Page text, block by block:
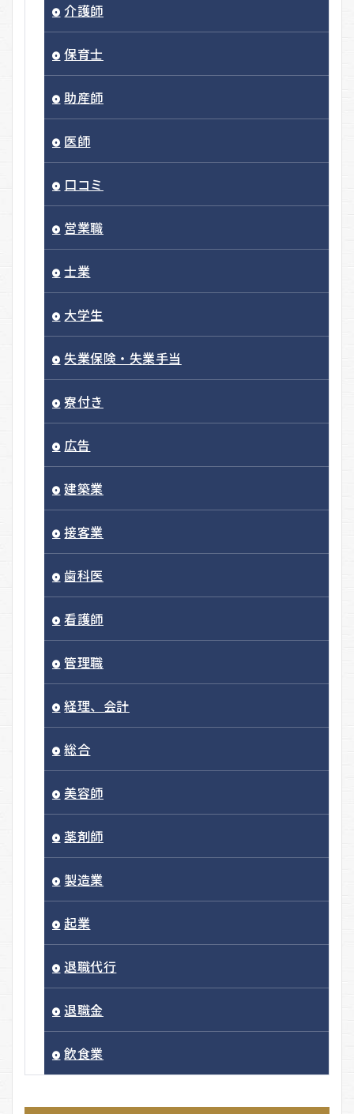
介護師
保育士
助産師
医師
口コミ
営業職
士業
大学生
失業保険・失業手当
寮付き
広告
建築業
接客業
歯科医
看護師
管理職
経理、会計
総合
美容師
薬剤師
製造業
起業
退職代行
退職金
飲食業